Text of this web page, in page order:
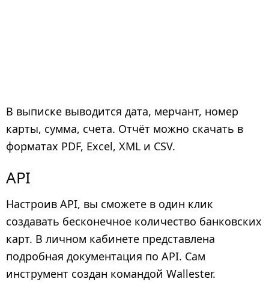
В выписке выводится дата, мерчант, номер
карты, сумма, счета. Отчёт можно скачать в
форматах PDF, Excel, XML и CSV.
API
Настроив API, вы сможете в один клик
создавать бесконечное количество банковских
карт. В личном кабинете представлена
подробная документация по API. Сам
инструмент создан командой Wallester.